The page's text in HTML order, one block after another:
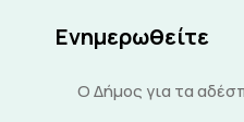
Ενημερωθείτε
Ο Δήμος για τα